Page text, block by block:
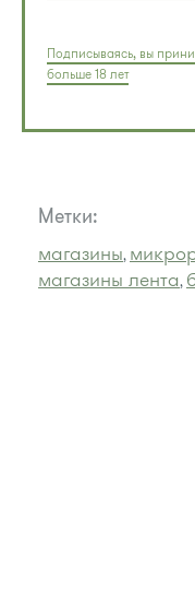
Подписываясь, вы
больше 18 лет
Метки:
магазины,
магазины лента,